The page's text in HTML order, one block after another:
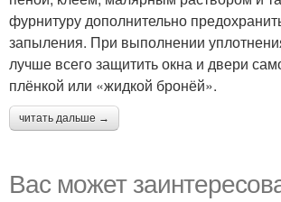
фурнитуру дополнительно
запыления. При выполнении
лучше всего защитить окна и двери
плёнкой или «жидкой бронёй».
читать дальше →
Вас может